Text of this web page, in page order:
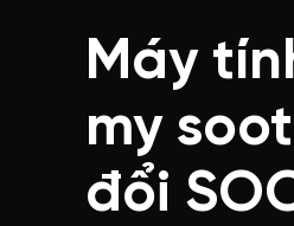
Máy
my
đổi